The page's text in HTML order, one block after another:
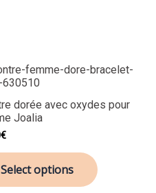
dorée avec oxydes pour
Joalia
€
Select options